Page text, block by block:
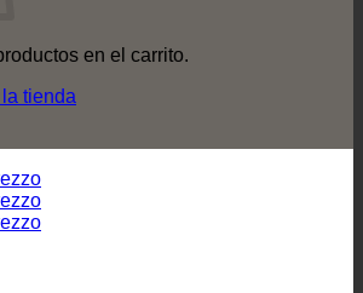
en el carrito.
tienda